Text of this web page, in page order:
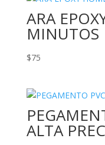
ARA
MINUTOS
$75
ALTA